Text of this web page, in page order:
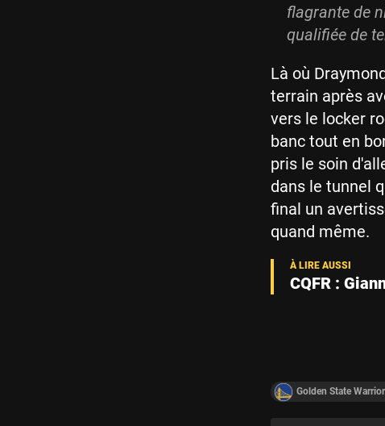
flagrante de
qualifiée de
Là où
terrain après
vers le locker
banc tout en
pris le soin
dans le tunnel
final un
quand même.
CQFR :
Golden State